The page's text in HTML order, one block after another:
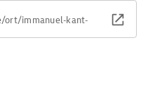
ort/immanuel-kant-